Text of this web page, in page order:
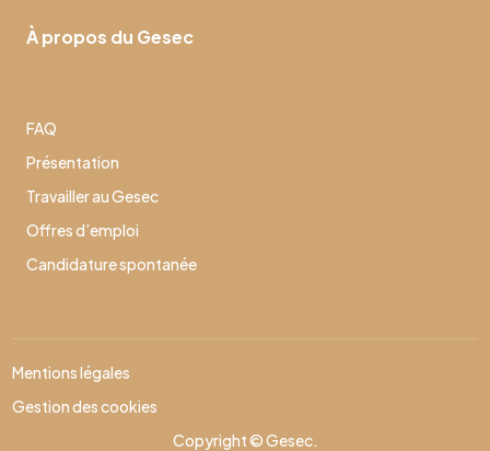
À propos du Gesec
FAQ
Présentation
Travailler au Gesec
Offres d’emploi
Candidature spontanée
Copyright © Gesec.
Mentions légales
Gestion des cookies